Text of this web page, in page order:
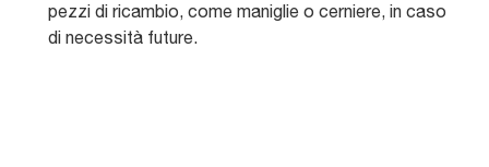
pezzi di ricambio, come maniglie o cerniere, in caso
di necessità future.